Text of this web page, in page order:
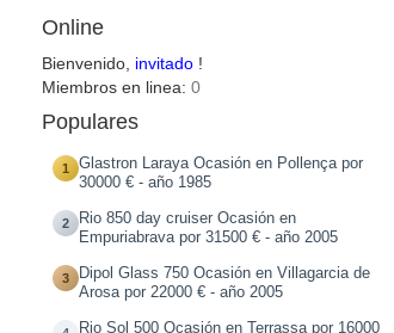
Online
Bienvenido, invitado !
Miembros en linea: 0
Populares
1
Glastron Laraya Ocasión en Pollença por
30000 € - año 1985
2
Rio 850 day cruiser Ocasión en
Empuriabrava por 31500 € - año 2005
3
Dipol Glass 750 Ocasión en Villagarcia de
Arosa por 22000 € - año 2005
Rio Sol 500 Ocasión en Terrassa por 16000